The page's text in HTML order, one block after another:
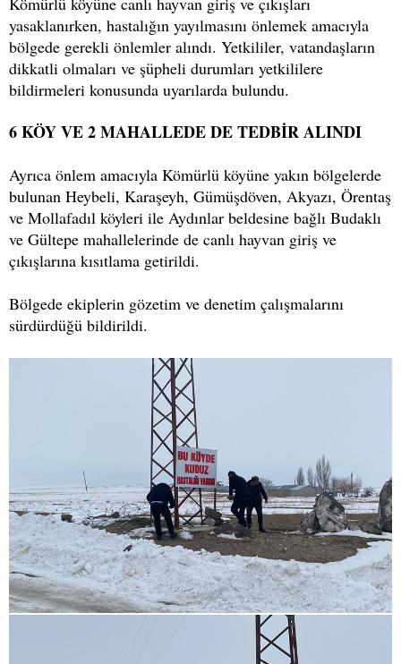
yasaklanırken, hastalığın yayılmasını önlemek amacıyla
bölgede gerekli önlemler alındı. Yetkililer, vatandaşların
dikkatli olmaları ve şüpheli durumları yetkililere
bildirmeleri konusunda uyarılarda bulundu.
6 KÖY VE 2 MAHALLEDE DE TEDBİR ALINDI
Ayrıca önlem amacıyla Kömürlü köyüne yakın bölgelerde
bulunan Heybeli, Karaşeyh, Gümüşdöven, Akyazı, Örentaş
ve Mollafadıl köyleri ile Aydınlar beldesine bağlı Budaklı
ve Gültepe mahallelerinde de canlı hayvan giriş ve
çıkışlarına kısıtlama getirildi.
Bölgede ekiplerin gözetim ve denetim çalışmalarını
sürdürdüğü bildirildi.